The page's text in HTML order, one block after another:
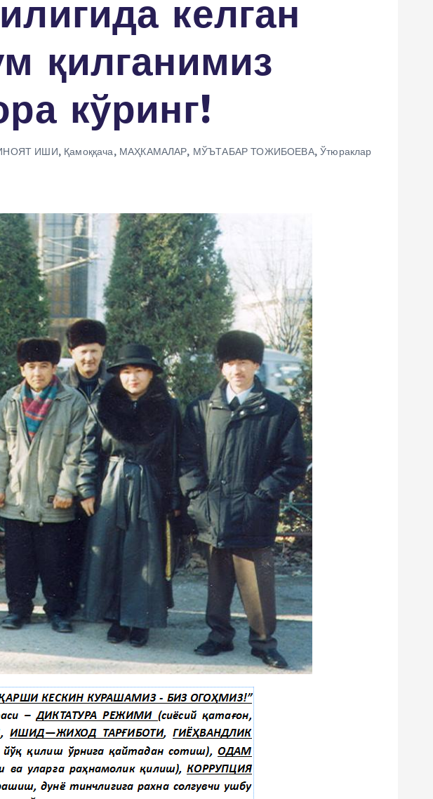
келган
қилганимиз
кўринг!
ИШИ, Қамоққача, МАҲКАМАЛАР, МЎЪТАБАР ТОЖИБОЕВА,Ўтюраклар